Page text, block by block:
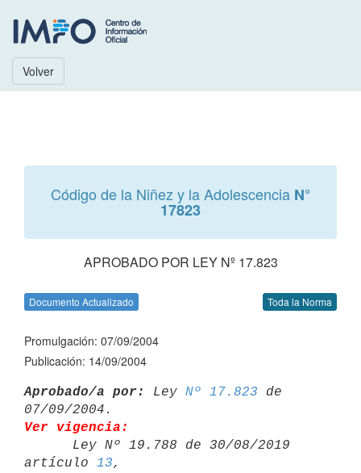
Volver
Código de la Niñez y la Adolescencia N°
17823
APROBADO POR LEY Nº 17.823
Documento Actualizado Toda la Norma
Promulgación: 07/09/2004
Publicación: 14/09/2004
Aprobado/a por: Ley Nº 17.823 de
Ver vigencia:
artículo 13,